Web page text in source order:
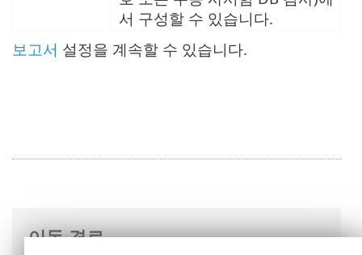
이동 경로
서 구성할 수 있습니다.
보고서 설정을 계속할 수 있습니다.